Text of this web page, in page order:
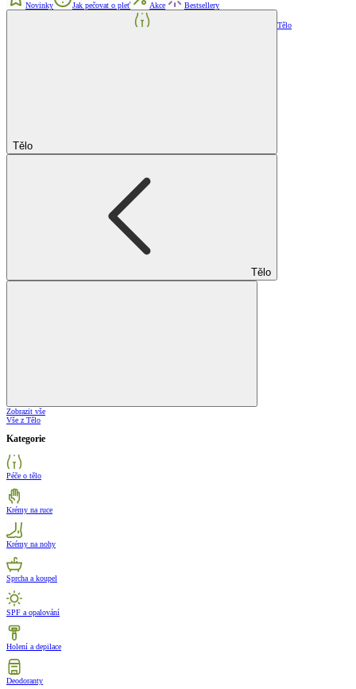
Novinky Jak pečovat o pleť Akce Bestsellery
Tělo
Tělo
Tělo
Zobrazit vše
Vše z Tělo
Kategorie
Péče o tělo
Krémy na ruce
Krémy na nohy
Sprcha a koupel
SPF a opalování
Holení a depilace
Deodoranty